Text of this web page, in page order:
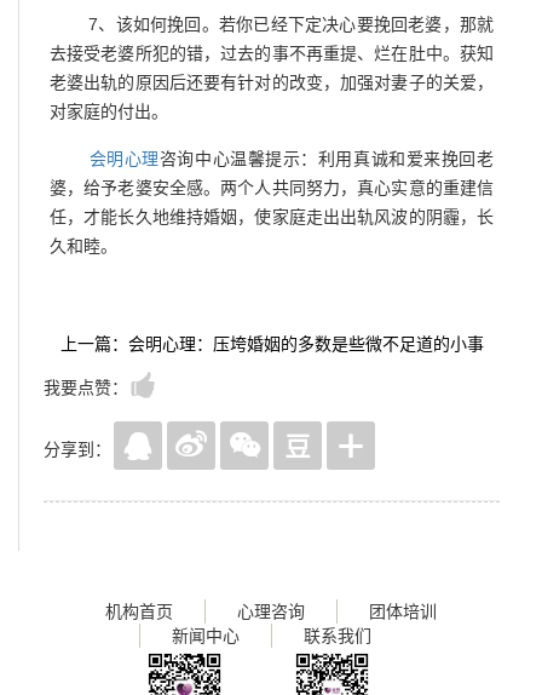
7、该如何挽回。若你已经下定决心要挽回老婆，那就
去接受老婆所犯的错，过去的事不再重提、烂在肚中。获知
老婆出轨的原因后还要有针对的改变，加强对妻子的关爱，
对家庭的付出。
会明心理咨询中心温馨提示：利用真诚和爱来挽回老
婆，给予老婆安全感。两个人共同努力，真心实意的重建信
任，才能长久地维持婚姻，使家庭走出出轨风波的阴霾，长
久和睦。
上一篇：会明心理：压垮婚姻的多数是些微不足道的小事
我要点赞：
分享到：
机构首页 心理咨询
团体培训
新闻中心
联系我们